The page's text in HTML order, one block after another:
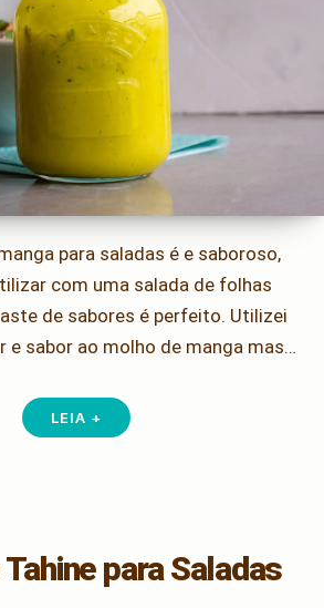
para saladas é e saboroso,
com uma salada de folhas
de sabores é perfeito. Utilizei
e sabor ao molho de manga mas…
LEIA +
para Saladas